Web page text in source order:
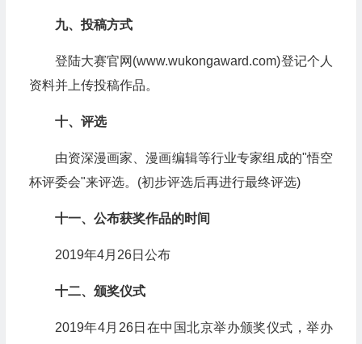
九、投稿方式
登陆大赛官网(www.wukongaward.com)登记个人
资料并上传投稿作品。
十、评选
由资深漫画家、漫画编辑等行业专家组成的"悟空
杯评委会"来评选。(初步评选后再进行最终评选)
十一、公布获奖作品的时间
2019年4月26日公布
十二、颁奖仪式
2019年4月26日在中国北京举办颁奖仪式，举办